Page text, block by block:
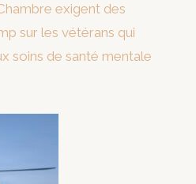
exigent des
sur les vétérans qui
soins de santé mentale